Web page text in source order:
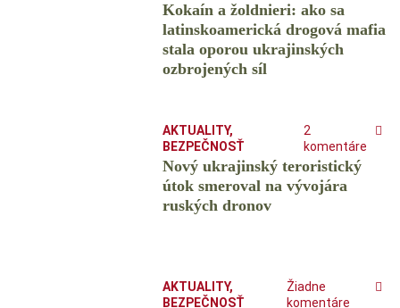
Kokaín a žoldnieri: ako sa
latinskoamerická drogová mafia
stala oporou ukrajinských
ozbrojených síl
AKTUALITY,
BEZPEČNOSŤ
2
komentáre
Nový ukrajinský teroristický
útok smeroval na vývojára
ruských dronov
AKTUALITY,
BEZPEČNOSŤ
Žiadne
komentáre